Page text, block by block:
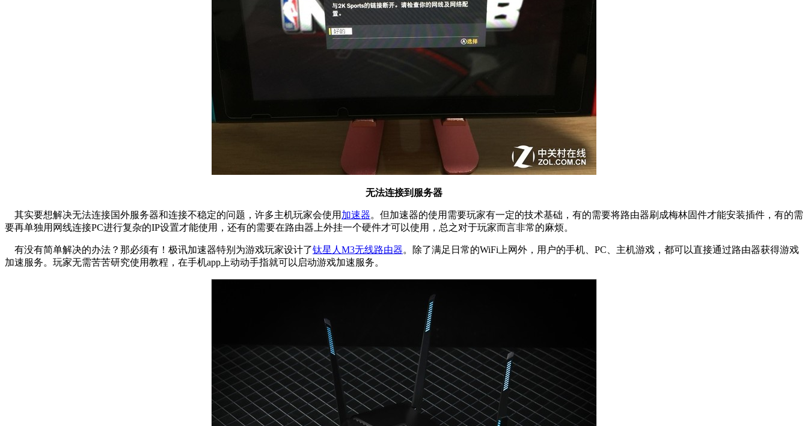
无法连接到服务器
其实要想解决无法连接国外服务器和连接不稳定的问题，许多主机玩家会使用 加速器。但加速器的使用需要玩家有一定的技术基础，有的需要将路由器刷成梅林固件才能安装插件，有的需
要再单独用网线连接PC进行复杂的IP设置才能使用，还有的需要在路由器上外挂一个硬件才可以使用，总之对于玩家而言非常的麻烦。
有没有简单解决的办法？那必须有！极讯加速器特别为游戏玩家设计了钛星人M3无线路由器。除了满足日常的WiFi上网外，用户的手机、PC、主机游戏，都可以直接通过路由器获得游戏
加速服务。玩家无需苦苦研究使用教程，在手机app上动动手指就可以启动游戏加速服务。